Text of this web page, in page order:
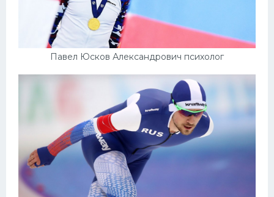
Павел Юсков Александрович психолог